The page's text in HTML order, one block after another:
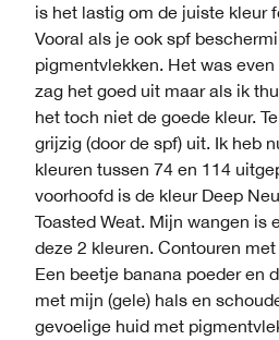
is het lastig om de juiste kleur
Vooral als je ook spf
pigmentvlekken. Het was
zag het goed uit maar als ik
het toch niet de goede kleur.
grijzig (door de spf) uit. Ik heb
kleuren tussen 74 en 114
voorhoofd is de kleur Deep
Toasted Weat. Mijn wangen is
deze 2 kleuren. Contouren
Een beetje banana poeder en
met mijn (gele) hals en
gevoelige huid met